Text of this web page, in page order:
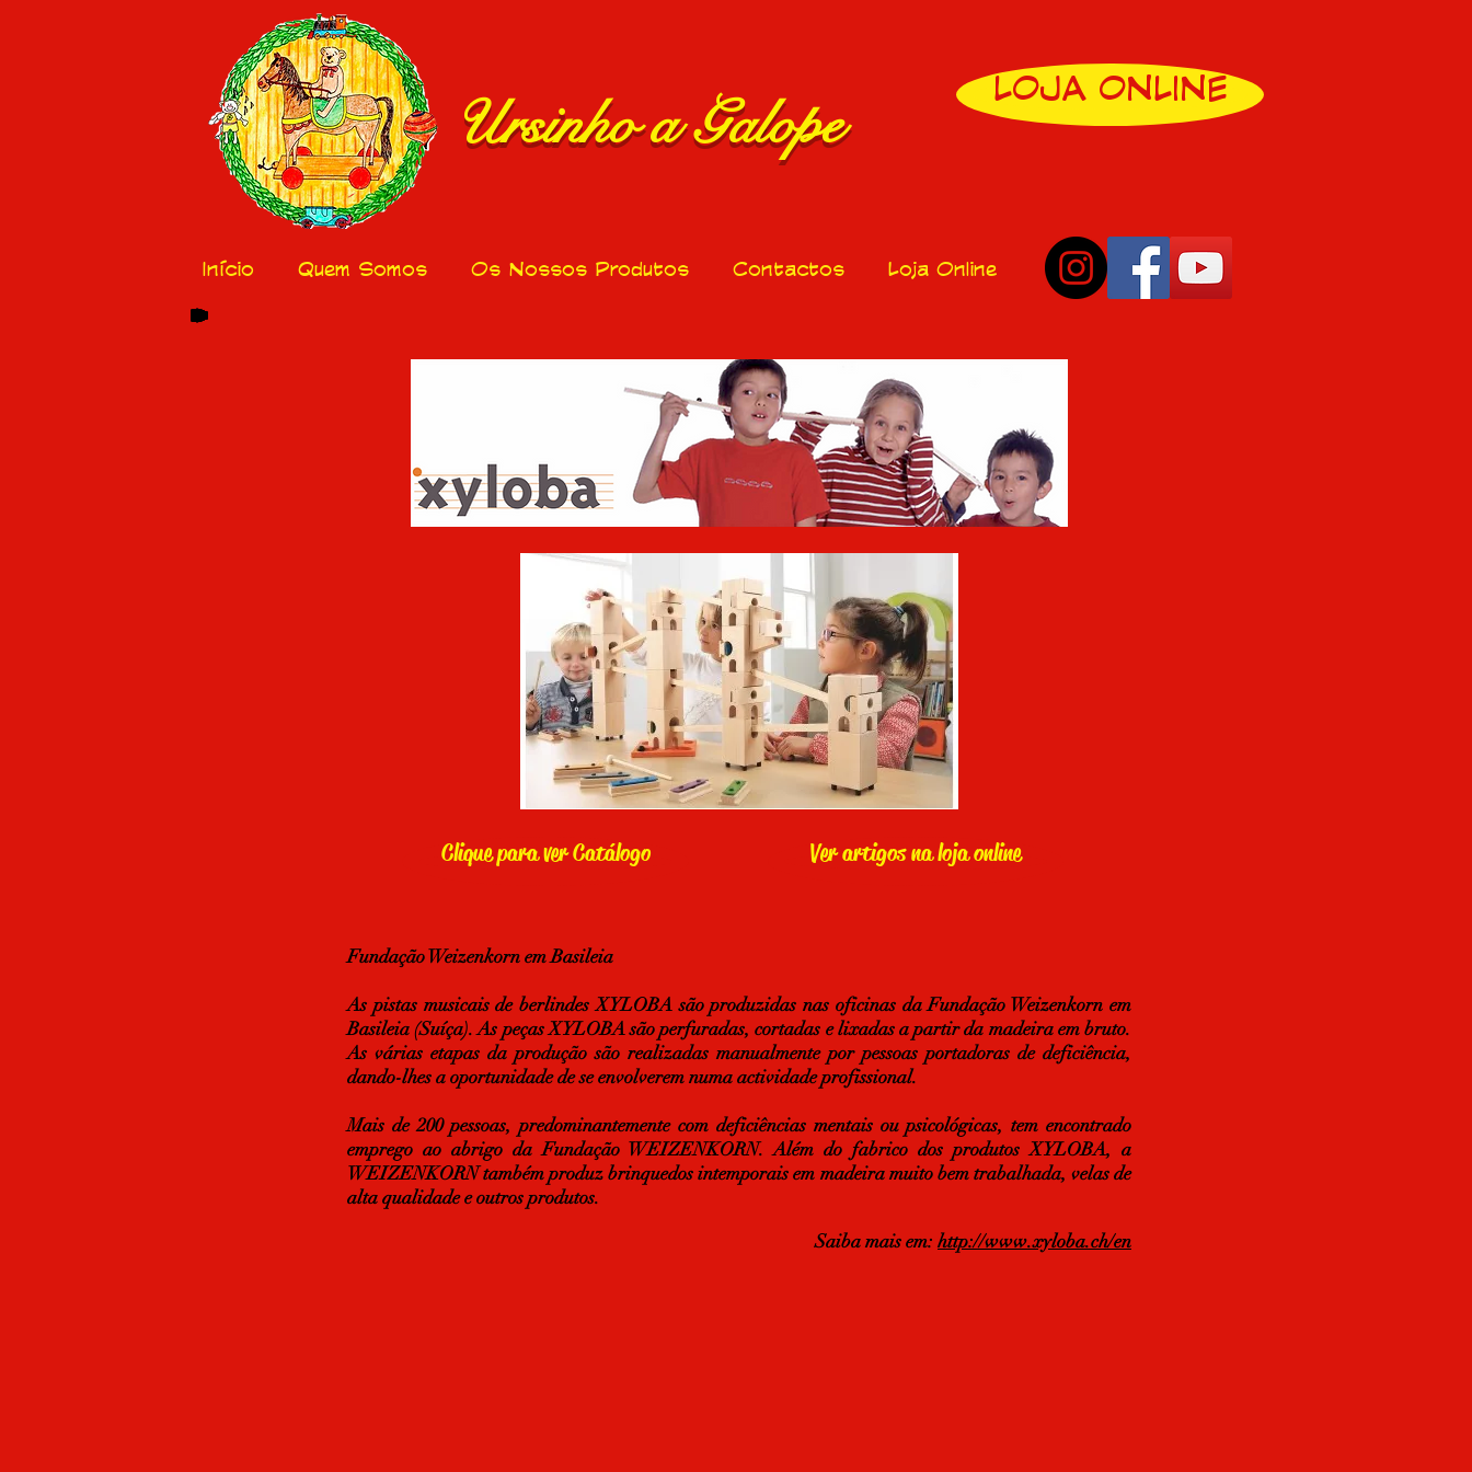
Ursinho a Galope
LOJA ONLINE
Início Quem Somos Os Nossos Produtos Contactos Loja Online
Clique para ver Catálogo Ver artigos na loja online
Fundação Weizenkorn em Basileia
As pistas musicais de berlindes XYLOBA são produzidas nas oficinas da Fundação Weizenkorn em
Basileia (Suíça). As peças XYLOBA são perfuradas, cortadas e lixadas a partir da madeira em bruto.
As várias etapas da produção são realizadas manualmente por pessoas portadoras de deficiência,
dando-lhes a oportunidade de se envolverem numa actividade profissional.
Mais de 200 pessoas, predominantemente com deficiências mentais ou psicológicas, tem encontrado
emprego ao abrigo da Fundação WEIZENKORN. Além do fabrico dos produtos XYLOBA, a
WEIZENKORN também produz brinquedos intemporais em madeira muito bem trabalhada, velas de
alta qualidade e outros produtos.
Saiba mais em: http://www.xyloba.ch/en